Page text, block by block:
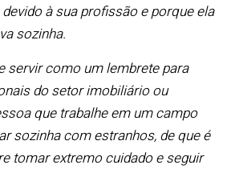
à sua profissão e porque ela
sozinha.
servir como um lembrete para
do setor imobiliário ou
que trabalhe em um campo
sozinha com estranhos, de que é
tomar extremo cuidado e seguir